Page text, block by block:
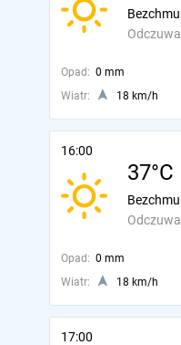
Opad: 0 mm
Wiatr:
18 km/h
16:00
37°C
Opad: 0 mm
Wiatr:
18 km/h
17:00